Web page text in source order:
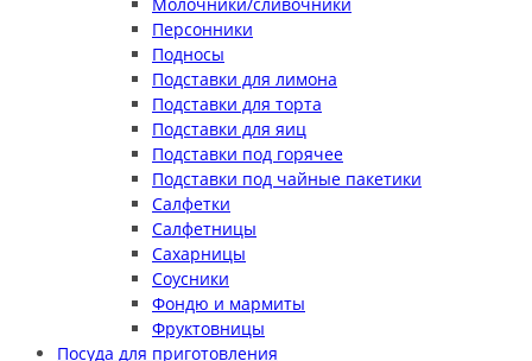
Персонники
Подносы
Подставки для лимона
Подставки для торта
Подставки для яиц
Подставки под горячее
Подставки под чайные пакетики
Салфетки
Салфетницы
Сахарницы
Соусники
Фондю и мармиты
Фруктовницы
Посуда для приготовления